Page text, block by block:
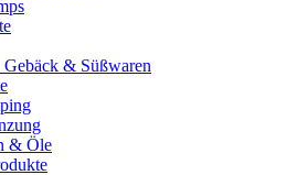
& Süßwaren
& Öle